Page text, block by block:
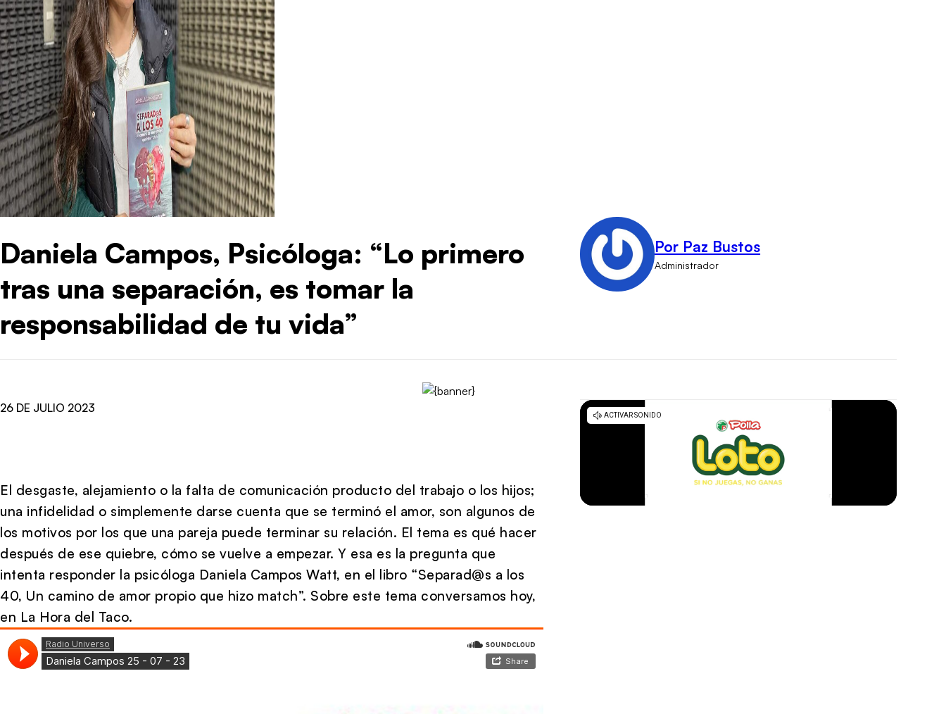
Daniela Campos, Psicóloga: “Lo primero
tras una separación, es tomar la
responsabilidad de tu vida”
Por Paz Bustos
Administrador
26 DE JULIO 2023
El desgaste, alejamiento o la falta de comunicación producto del trabajo o los hijos;
una infidelidad o simplemente darse cuenta que se terminó el amor, son algunos de
los motivos por los que una pareja puede terminar su relación. El tema es qué hacer
después de ese quiebre, cómo se vuelve a empezar. Y esa es la pregunta que
intenta responder la psicóloga Daniela Campos Watt, en el libro “Separad@s a los
40, Un camino de amor propio que hizo match”. Sobre este tema conversamos hoy,
en La Hora del Taco.